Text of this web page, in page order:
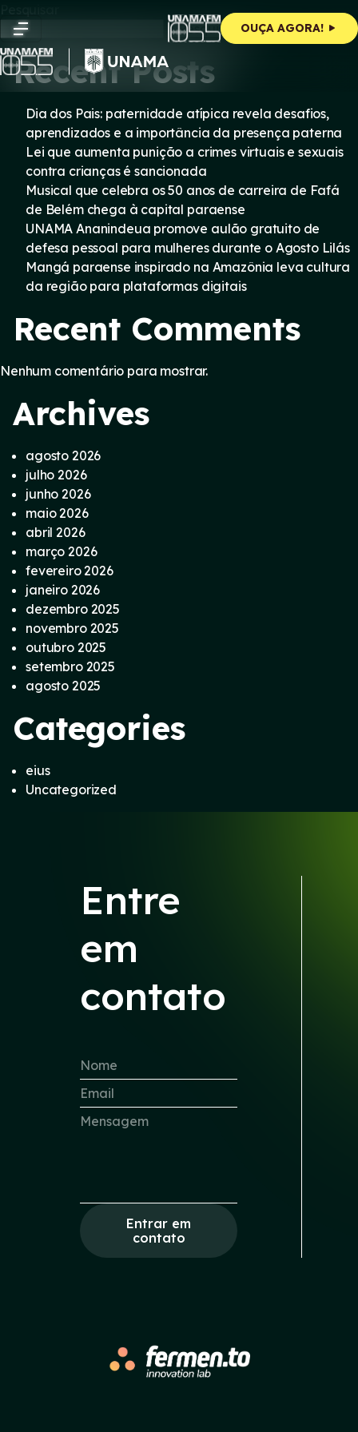
content
OUÇA AGORA!
Pesquisar
Pesquisar
Recent Posts
Dia dos Pais: paternidade atípica revela desafios,
aprendizados e a importância da presença paterna
Lei que aumenta punição a crimes virtuais e sexuais
contra crianças é sancionada
Musical que celebra os 50 anos de carreira de Fafá
de Belém chega à capital paraense
UNAMA Ananindeua promove aulão gratuito de
defesa pessoal para mulheres durante o Agosto Lilás
Mangá paraense inspirado na Amazônia leva cultura
da região para plataformas digitais
Recent Comments
Nenhum comentário para mostrar.
Archives
agosto 2026
julho 2026
junho 2026
maio 2026
abril 2026
março 2026
fevereiro 2026
janeiro 2026
dezembro 2025
novembro 2025
outubro 2025
setembro 2025
agosto 2025
Categories
eius
Uncategorized
Entre
em
contato
Entrar em
contato